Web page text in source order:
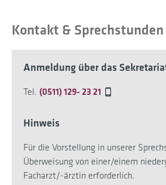
Kontakt & Sprechstunden
Anmeldung über das
Tel. (0511) 129- 23 21
Hinweis
Für die Vorstellung in unserer
Überweisung von einer/einem
Facharzt/-ärztin erforderlich.